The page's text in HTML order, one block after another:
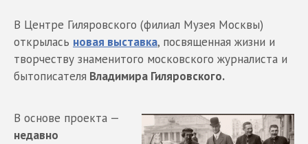
В Центре Гиляровского (филиал Музея Москвы)
открылась новая выставка, посвященная жизни и
творчеству знаменитого московского журналиста и
бытописателя Владимира Гиляровского.
В основе проекта —
недавно